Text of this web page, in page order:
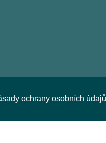
ochrany osobních údajů